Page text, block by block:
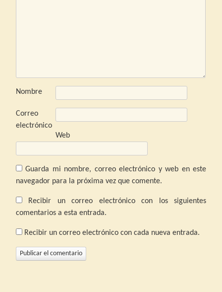
Nombre
Correo
electrónico
Web
Guarda mi nombre, correo electrónico y web en este
navegador para la próxima vez que comente.
Recibir un correo electrónico con los siguientes
comentarios a esta entrada.
Recibir un correo electrónico con cada nueva entrada.